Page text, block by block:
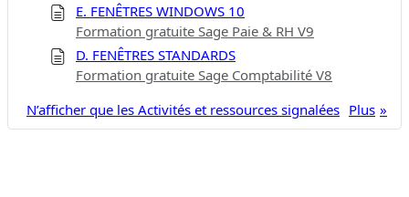
E. FENÊTRES WINDOWS 10
Formation gratuite Sage Paie & RH V9
D. FENÊTRES STANDARDS
Formation gratuite Sage Comptabilité V8
Plus
N’afficher que les Activités et ressources signalées